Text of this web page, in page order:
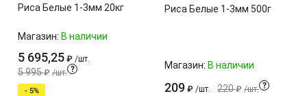
Риса Белые 1-3мм 20кг
Магазин: В наличии
5 695,25 ₽ /шт.
5 995 ₽ /шт. ?
- 5%
Риса Белые 1-3мм 500г
Магазин: В наличии
209 ₽ /шт. 220 ₽ /шт. ?